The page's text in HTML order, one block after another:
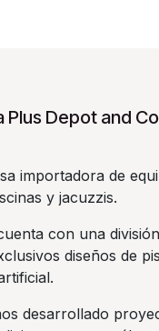
Plus Depot and
importadora de
y jacuzzis.
con una
diseños de
desarrollado